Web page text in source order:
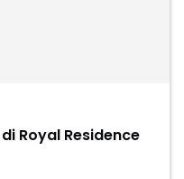
Royal Residence